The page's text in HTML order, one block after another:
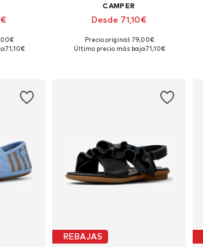
tallas
71,10€
CAMPER
Desde 71,10€
Disponible en muchas tallas
Precio original: 79,00€
Último precio más bajo:71,10€
REBAJAS